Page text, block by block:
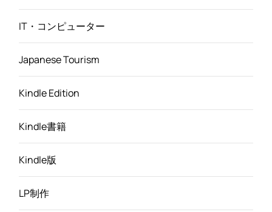
IT・コンピューター
Japanese Tourism
Kindle Edition
Kindle書籍
Kindle版
LP制作